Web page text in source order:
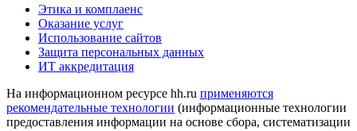
Этика и комплаенс
Оказание услуг
Использование сайтов
Защита персональных данных
ИТ аккредитация
На информационном ресурсе hh.ru применяются
рекомендательные технологии (информационные технологии
предоставления информации на основе сбора, систематизации